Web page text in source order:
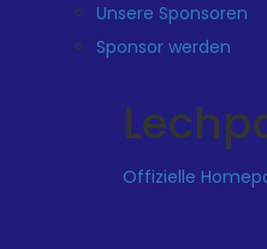
Unsere Sponsoren
Sponsor werden
Offizielle